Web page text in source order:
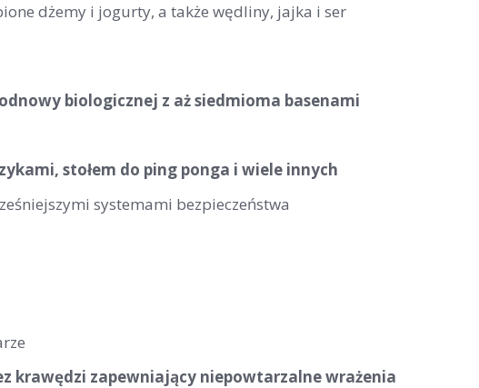
dżemy i jogurty, a także wędliny, jajka i ser
biologicznej z aż siedmioma basenami
stołem do ping ponga i wiele innych
systemami bezpieczeństwa
krawędzi zapewniający niepowtarzalne wrażenia